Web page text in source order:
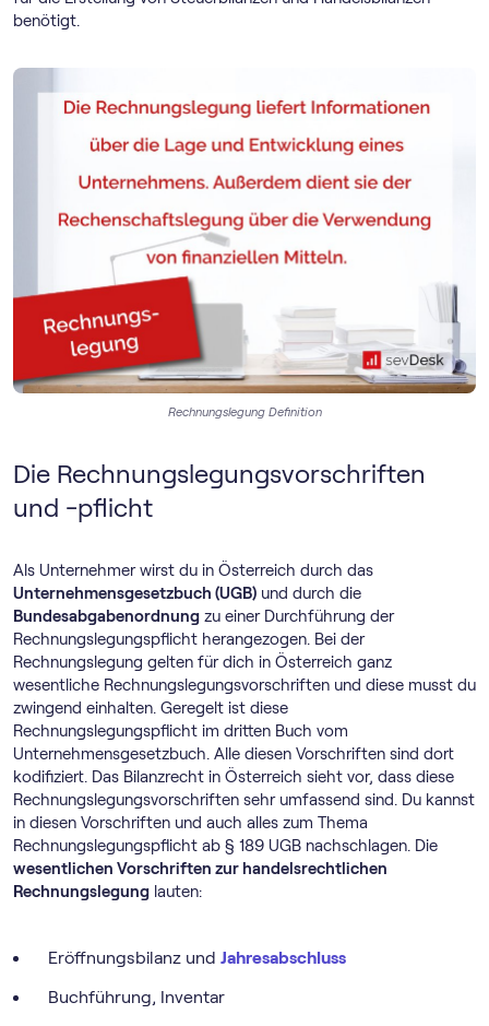
benötigt.
Rechnungslegung Definition
Die Rechnungslegungsvorschriften
und -pflicht
Als Unternehmer wirst du in Österreich durch das
Unternehmensgesetzbuch (UGB) und durch die
Bundesabgabenordnung zu einer Durchführung der
Rechnungslegungspflicht herangezogen. Bei der
Rechnungslegung gelten für dich in Österreich ganz
wesentliche Rechnungslegungsvorschriften und diese musst du
zwingend einhalten. Geregelt ist diese
Rechnungslegungspflicht im dritten Buch vom
Unternehmensgesetzbuch. Alle diesen Vorschriften sind dort
kodifiziert. Das Bilanzrecht in Österreich sieht vor, dass diese
Rechnungslegungsvorschriften sehr umfassend sind. Du kannst
in diesen Vorschriften und auch alles zum Thema
Rechnungslegungspflicht ab § 189 UGB nachschlagen. Die
wesentlichen Vorschriften zur handelsrechtlichen
Rechnungslegung lauten:
Eröffnungsbilanz und Jahresabschluss
Buchführung, Inventar